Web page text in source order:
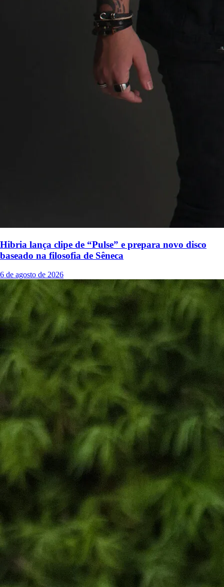
Hibria lança clipe de “Pulse” e prepara novo disco
baseado na filosofia de Sêneca
6 de agosto de 2026